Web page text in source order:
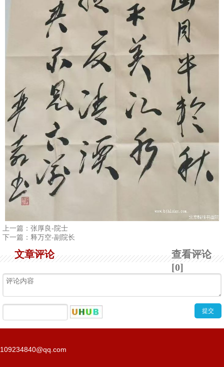
上一篇： 张厚良-院士
下一篇： 释万空-副院长
查看评论
[0]
文章评论
109234840@qq.com